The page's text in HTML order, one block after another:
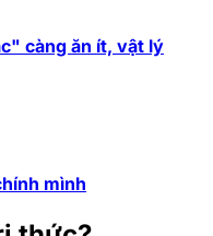
càng ăn ít, vật lý
mình